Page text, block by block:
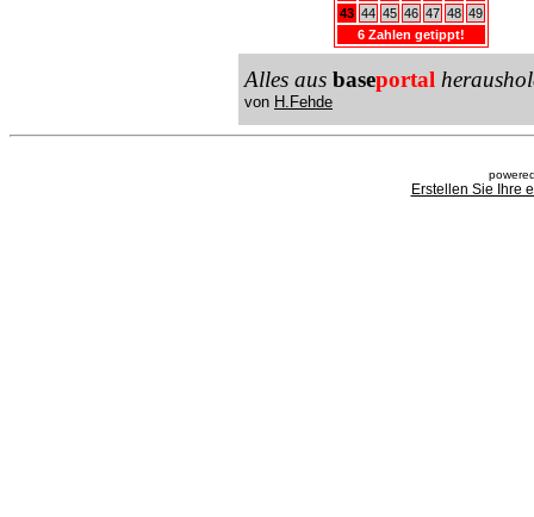
43 44 45 46 47 48 49
6 Zahlen getippt!
Alles aus baseportal
von H.Fehde
Erstellen Sie Ihre